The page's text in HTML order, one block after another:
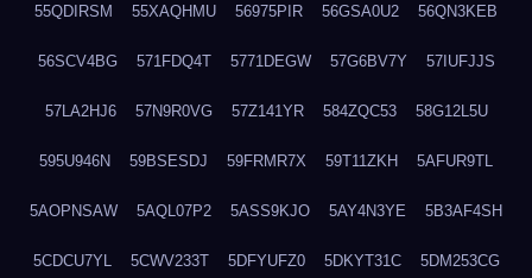
55QDIRSM 55XAQHMU 56975PIR 56GSA0U2 56QN3KEB
56SCV4BG 571FDQ4T 5771DEGW 57G6BV7Y 57IUFJJS
57LA2HJ6 57N9R0VG 57Z141YR 584ZQC53 58G12L5U
595U946N 59BSESDJ 59FRMR7X 59T11ZKH 5AFUR9TL
5AOPNSAW 5AQL07P2 5ASS9KJO 5AY4N3YE 5B3AF4SH
5CDCU7YL 5CWV233T 5DFYUFZ0 5DKYT31C 5DM253CG